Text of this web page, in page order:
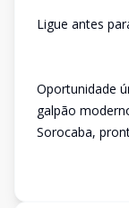
Ligue antes
Oportunidade
galpão
Sorocaba,